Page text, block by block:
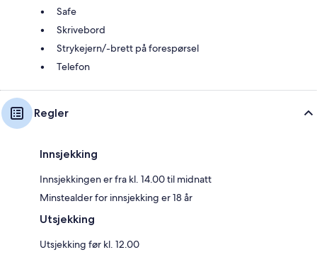
Safe
Skrivebord
Strykejern/-brett på forespørsel
Telefon
Regler
Innsjekking
Innsjekkingen er fra kl. 14.00 til midnatt
Minstealder for innsjekking er 18 år
Utsjekking
Utsjekking før kl. 12.00